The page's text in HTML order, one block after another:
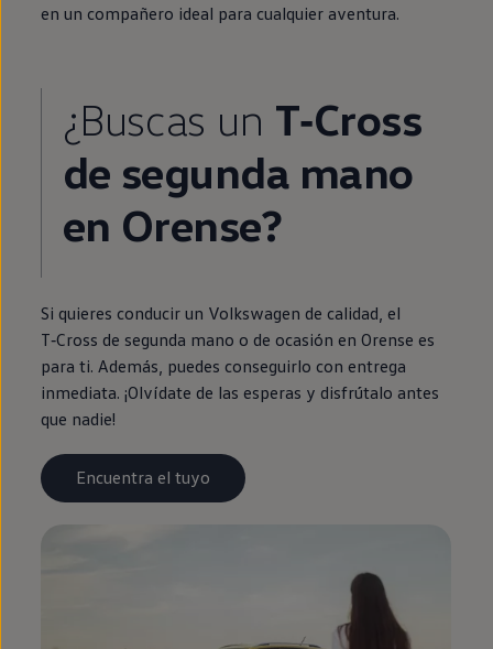
en un compañero ideal para cualquier aventura.
¿Buscas un T‑Cross
de segunda mano
en Orense?
Si quieres conducir un Volkswagen de calidad, el
T‑Cross de segunda mano o de ocasión en Orense es
para ti. Además, puedes conseguirlo con entrega
inmediata. ¡Olvídate de las esperas y disfrútalo antes
que nadie!
Encuentra el tuyo